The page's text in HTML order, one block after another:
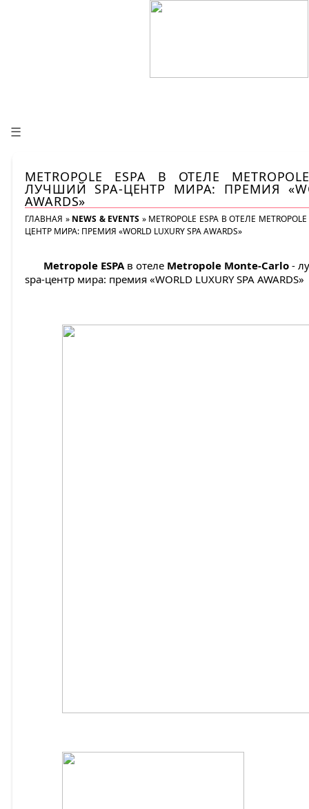
☰
METROPOLE ESPA В ОТЕЛЕ
ЛУЧШИЙ SPA-ЦЕНТР МИРА: ПРЕМИЯ
AWARDS»
ГЛАВНАЯ » NEWS & EVENTS » METROPOLE ESPA В ОТЕЛЕ
ЦЕНТР МИРА: ПРЕМИЯ «WORLD LUXURY SPA AWARDS»
Metropole ESPAв отеле Metropole Monte-Carlo -
spa-центр мира: премия «WORLD LUXURY SPA AWARDS»